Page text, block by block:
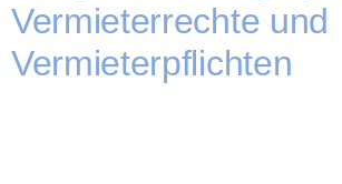
Vermieterrechte und
Vermieterpflichten